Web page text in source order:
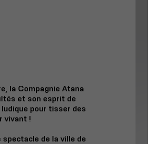
la Compagnie Atana
et son esprit de
pour tisser des
vivant !
de la ville de